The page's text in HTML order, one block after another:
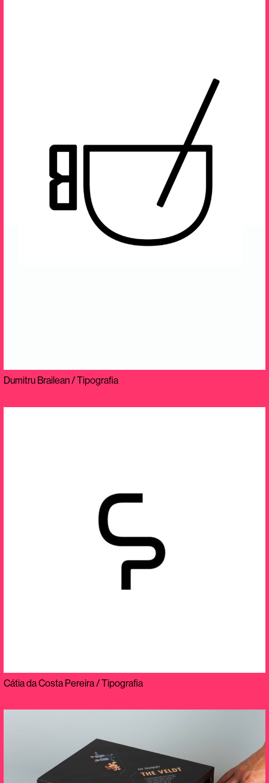
Dumitru Brailean / Tipografia
Cátia da Costa Pereira / Tipografia